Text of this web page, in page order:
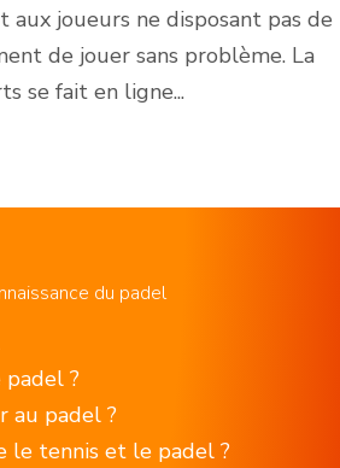
aux joueurs ne disposant pas de
de jouer sans problème. La
se fait en ligne...
du padel
?
au padel ?
le tennis et le padel ?